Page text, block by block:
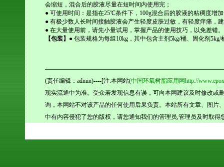
会缩短，混合后的胶液尽量在短时间内使用完；
● 可使用时间：是指在25℃条件下， 100g混合后的胶液的粘稠度增
● 有极少数人长时间接触胶液会产生轻度皮肤过敏，有轻度痒痛，
● 在大量使用前，请先小量试用，掌握产品的使用技巧，以免差错。
【包装】 ● 包装规格为每组 10kg ，其中包含主剂 5kg/桶、固化剂 5kg/
(责任编辑：admin)----[注:本网站(中国环氧树脂应用网http://
现实流通中为准。受众若发现信息有误，可向本网建议及时修改
询，本网站不对该产品的任何使用后果负责。本站所有文章、图
中有内容侵犯了您的版权，请您通知我们的管理员,管理员及时取